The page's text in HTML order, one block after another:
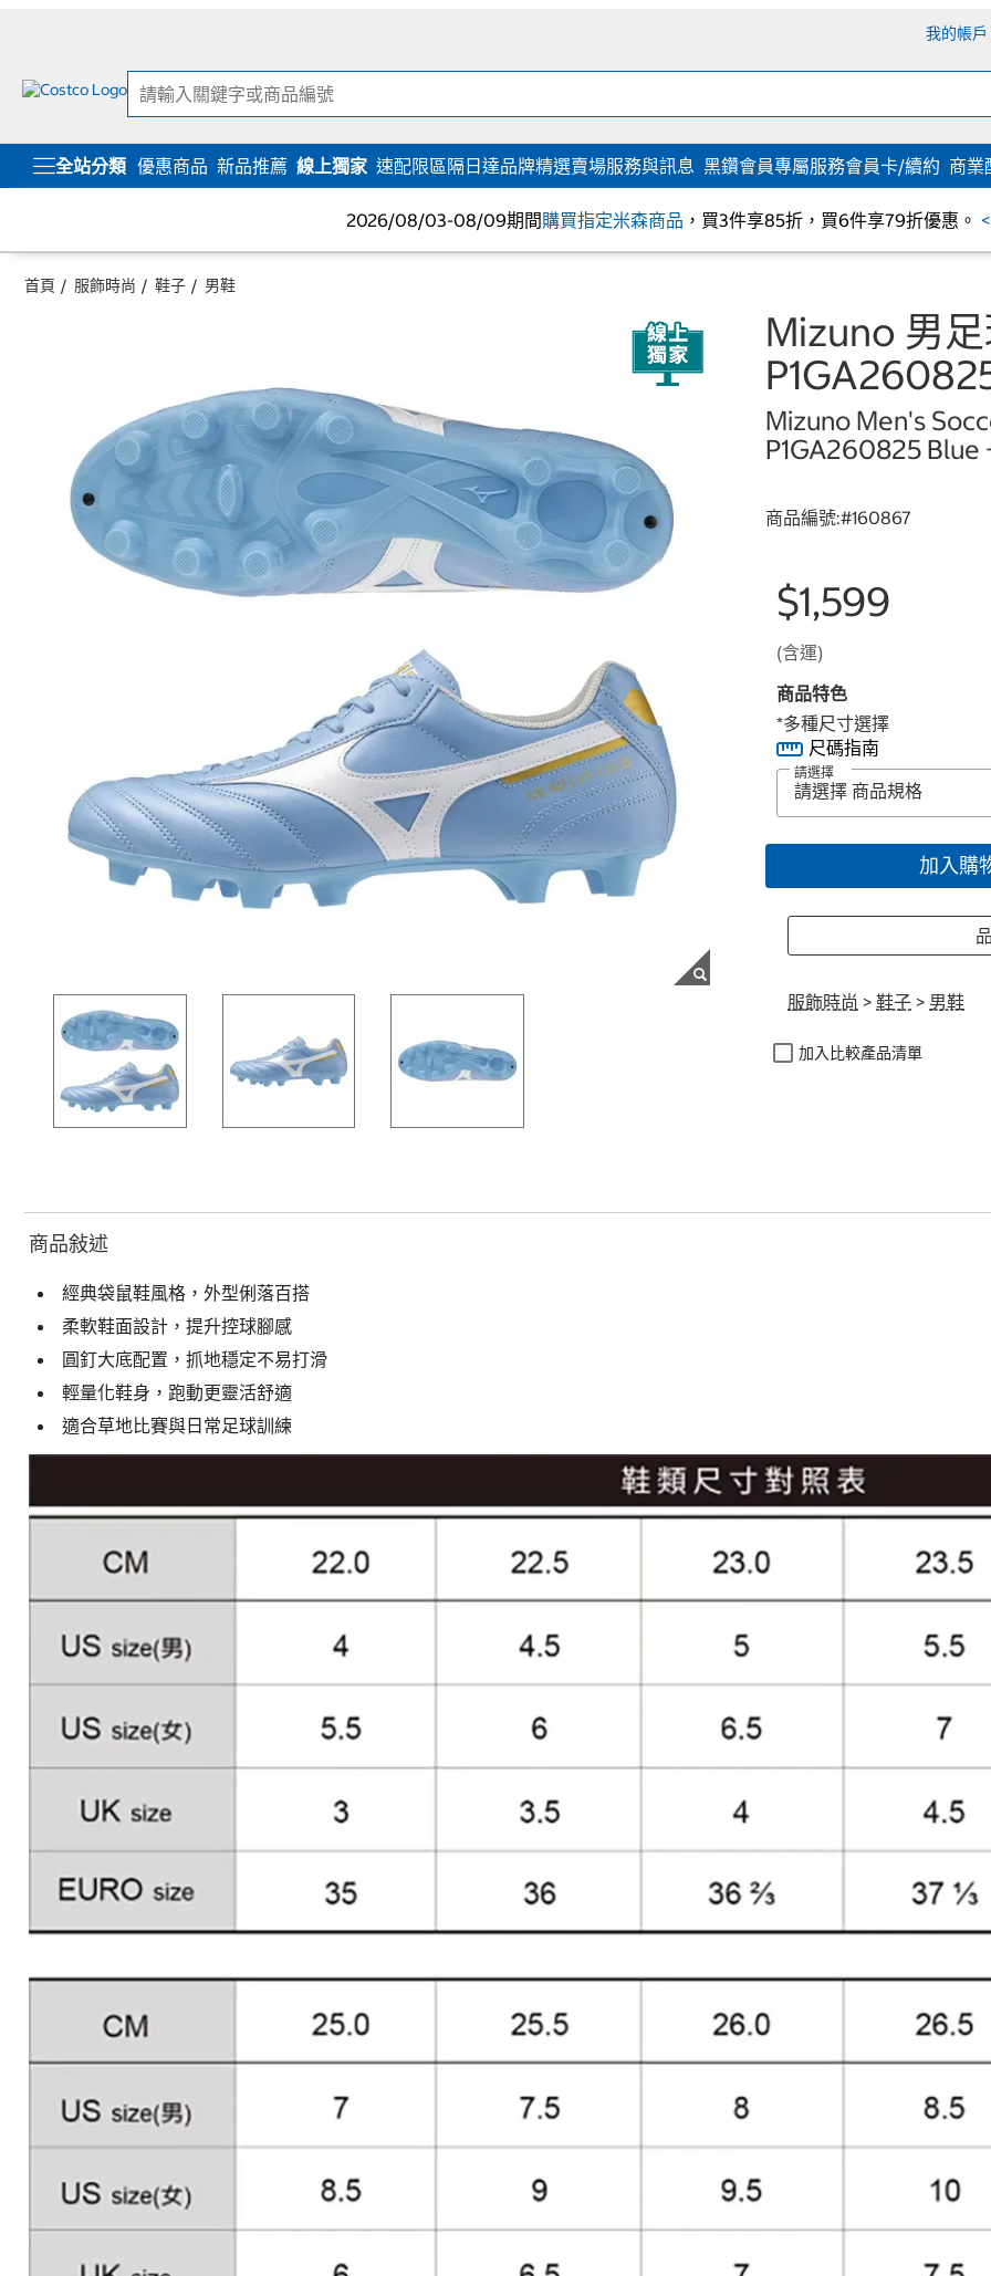
我的帳戶
全站分類 優惠商品 新品推薦 線上獨家 速配限區隔日達品牌精選賣場服務與訊息 黑鑽會員專屬服務會員卡/續約 商業
2026/08/03-08/09期間購買指定米森商品 ，買3件享85折，買6件享79折優惠。
首頁 服飾時尚 鞋子 男鞋
Mizuno 男
Mizuno Men's
P1GA260825 Blue
商品編號:#160867
$1,599
(含運)
商品特色
*多種尺寸選擇
尺碼指南
請選擇
加入購
服飾時尚 > 鞋子 > 男鞋
加入比較產品清單
商品敍述
經典袋鼠鞋風格，外型俐落百搭
柔軟鞋面設計，提升控球腳感
圓釘大底配置，抓地穩定不易打滑
輕量化鞋身，跑動更靈活舒適
適合草地比賽與日常足球訓練